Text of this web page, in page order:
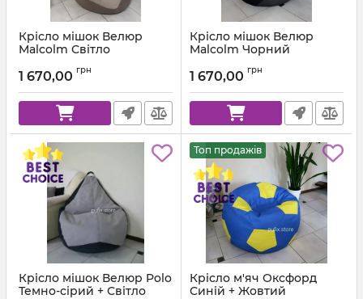
Крісло мішок Велюр
Malcolm Світло
Артикул: km-malcolm-22-l
1 670,00 грн
Крісло мішок Велюр
Malcolm Чорний
1 670,00 грн
Крісло мішок Велюр Polo
Темно-сірий + Світло
Топ продажів
Крісло м'яч Оксфорд
Синій + Жовтий